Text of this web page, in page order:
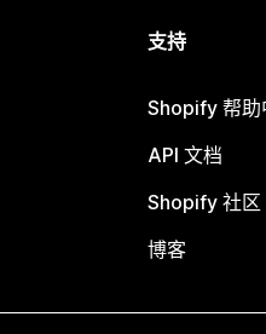
支持
Shopify 帮助
API 文档
Shopify 社区
博客